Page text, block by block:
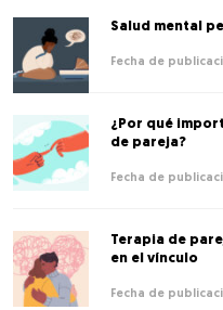
Salud mental
¿Por qué
de pareja?
Terapia de
en el vínculo